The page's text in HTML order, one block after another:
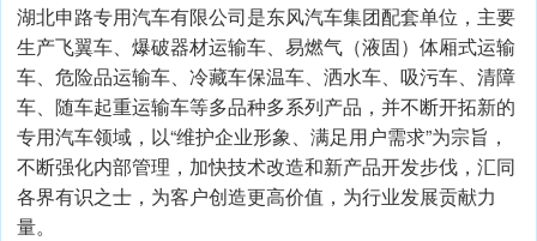
湖北申路专用汽车有限公司是东风汽车集团配套单位，主要
生产飞翼车、爆破器材运输车、易燃气（液固）体厢式运输
车、危险品运输车、冷藏车保温车、洒水车、吸污车、清障
车、随车起重运输车等多品种多系列产品，并不断开拓新的
专用汽车领域，以“维护企业形象、满足用户需求”为宗旨，
不断强化内部管理，加快技术改造和新产品开发步伐，汇同
各界有识之士，为客户创造更高价值，为行业发展贡献力
量。